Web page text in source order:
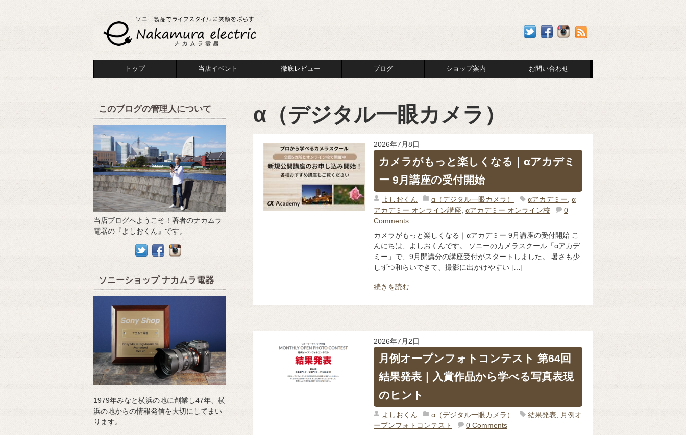
トップ 当店イベント 徹底レビュー ブログ ショップ案内 お問い合わせ
α（デジタル一眼カメラ）
2026年7月8日
カメラがもっと楽しくなる｜αアカデミ
ー 9月講座の受付開始
よしおくん α（デジタル一眼カメラ） αアカデミー α
アカデミー オンライン講座 αアカデミー オンライン校
0
Comments
カメラがもっと楽しくなる｜αアカデミー 9月講座の受付開始 こ
んにちは、よしおくんです。 ソニーのカメラスクール「αアカデ
ミー」で、9月開講分の講座受付がスタートしました。 暑さも少
しずつ和らいできて、撮影に出かけやすい […]
続きを読む
2026年7月2日
月例オープンフォトコンテスト 第64回
結果発表｜入賞作品から学べる写真表現
のヒント
よしおくん α（デジタル一眼カメラ） 結果発表, 月例オ
ープンフォトコンテスト
0 Comments
このブログの管理人について
当店ブログへようこそ！著者のナカムラ
電器の『よしおくん』です。
ソニーショップ ナカムラ電器
1979年みなと横浜の地に創業し47年、横
浜の地からの情報発信を大切にしてまい
ります。